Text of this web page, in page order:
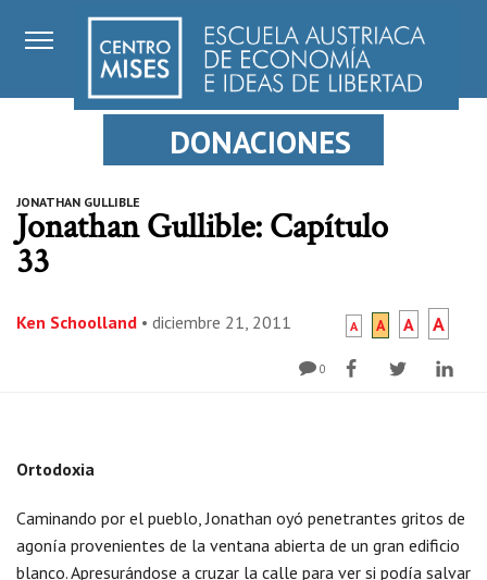
DONACIONES
JONATHAN GULLIBLE
Jonathan Gullible: Capítulo
33
Ken Schoolland • diciembre 21, 2011 A A A A
0
Ortodoxia
Caminando por el pueblo, Jonathan oyó penetrantes gritos de
agonía provenientes de la ventana abierta de un gran edificio
blanco. Apresurándose a cruzar la calle para ver si podía salvar